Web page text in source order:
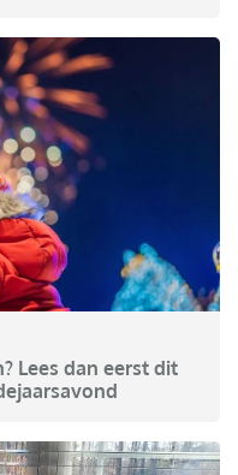
Lees dan eerst dit